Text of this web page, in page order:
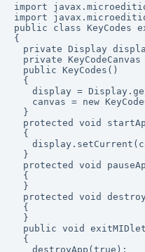
import
import
public class KeyCodes
{
private Display
private KeyCodeCanvas
public KeyCodes()
{
display =
canvas = new
}
protected void
{
}
protected void
{
}
protected void
{
}
public void
{
destroyApp(true);